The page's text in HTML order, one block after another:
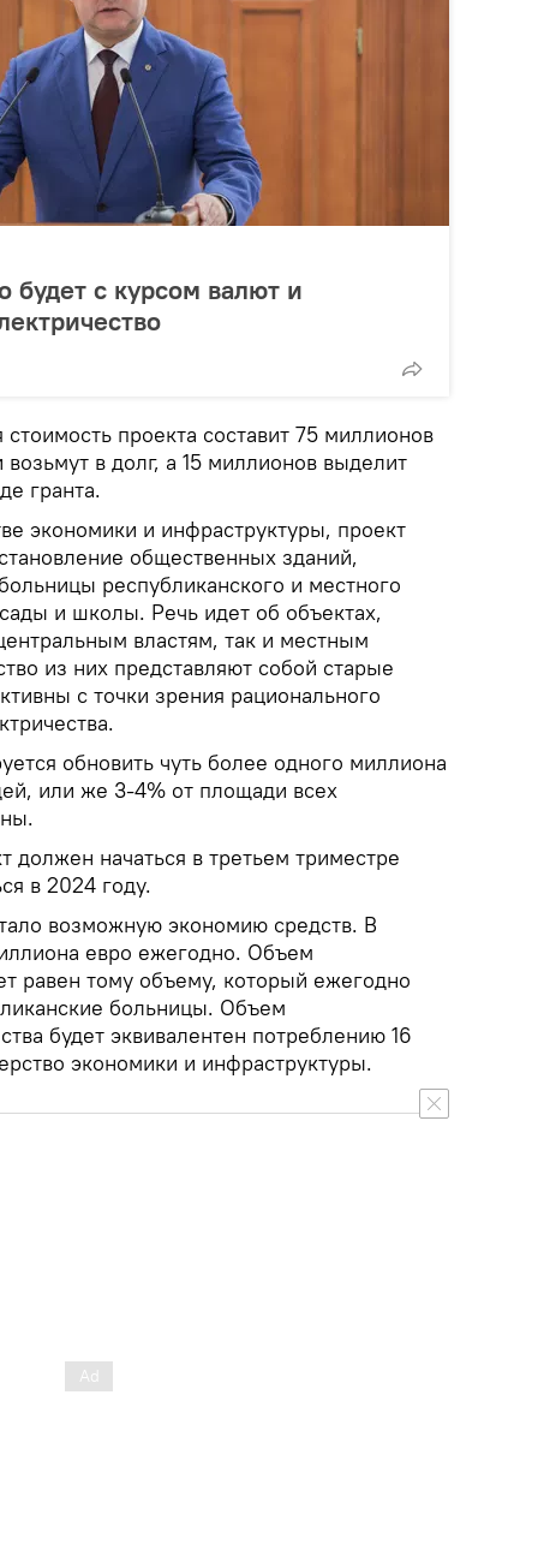
будет с курсом валют и
проекта составит 75 миллионов
в долг, а 15 миллионов выделит
гранта.
экономики и инфраструктуры, проект
общественных зданий,
республиканского и местного
и школы. Речь идет об объектах,
властям, так и местным
из них представляют собой старые
с точки зрения рационального
обновить чуть более одного миллиона
или же 3-4% от площади всех
должен начаться в третьем триместре
в 2024 году.
возможную экономию средств. В
евро ежегодно. Объем
равен тому объему, который ежегодно
больницы. Объем
будет эквивалентен потреблению 16
экономики и инфраструктуры.